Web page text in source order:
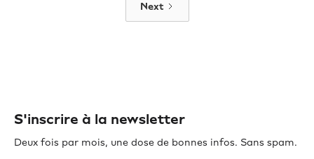
Next
S'inscrire à la newsletter
Deux fois par mois, une dose de bonnes infos. Sans spam.